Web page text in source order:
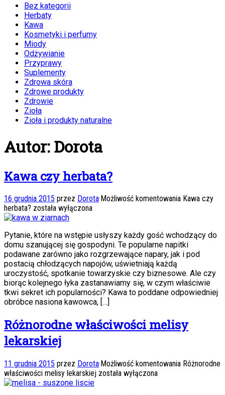
Bez kategorii
Herbaty
Kawa
Kosmetyki i perfumy
Miody
Odżywianie
Przyprawy
Suplementy
Zdrowa skóra
Zdrowe produkty
Zdrowie
Zioła
Zioła i produkty naturalne
Autor:Dorota
Kawa czy herbata?
16 grudnia 2015 przez Dorota· Możliwość komentowania Kawa czy
herbata? została wyłączona
Pytanie, które na wstępie usłyszy każdy gość wchodzący do
domu szanującej się gospodyni. Te popularne napitki
podawane zarówno jako rozgrzewające napary, jak i pod
postacią chłodzących napojów, uświetniają każdą
uroczystość, spotkanie towarzyskie czy biznesowe. Ale czy
biorąc kolejnego łyka zastanawiamy się, w czym właściwie
tkwi sekret ich popularności? Kawa to poddane odpowiedniej
obróbce nasiona kawowca, […]
Różnorodne właściwości melisy
lekarskiej
11 grudnia 2015 przez Dorota· Możliwość komentowania Różnorodne
właściwości melisy lekarskiej została wyłączona